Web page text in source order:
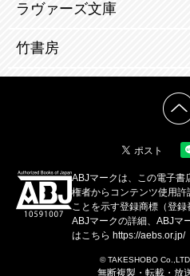
ラヴァーズ文庫
竹書房
ABJマークは、この電子書
権者からコンテンツ使用
ことを示す登録商標（登録
ABJマークの詳細、ABJマ
はこちら https://aebs.or.jp/
© TAKESHOBO
無断複製・転載・放